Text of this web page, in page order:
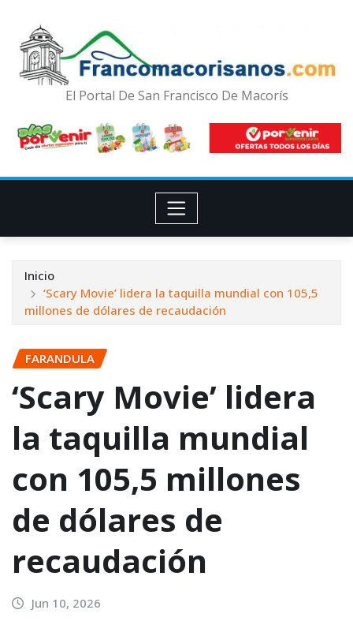
El Portal De San Francisco De Macorís
Inicio
‘Scary Movie’ lidera la taquilla mundial con 105,5
millones de dólares de recaudación
FARANDULA
‘Scary Movie’ lidera
la taquilla mundial
con 105,5 millones
de dólares de
recaudación
Jun 10, 2026